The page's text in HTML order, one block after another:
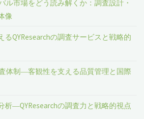
ル市場をどう読み解くか：調査設計・
像
るQYResearchの調査サービスと戦略的
体制―客観性を支える品質管理と国際
析―QYResearchの調査力と戦略的視点